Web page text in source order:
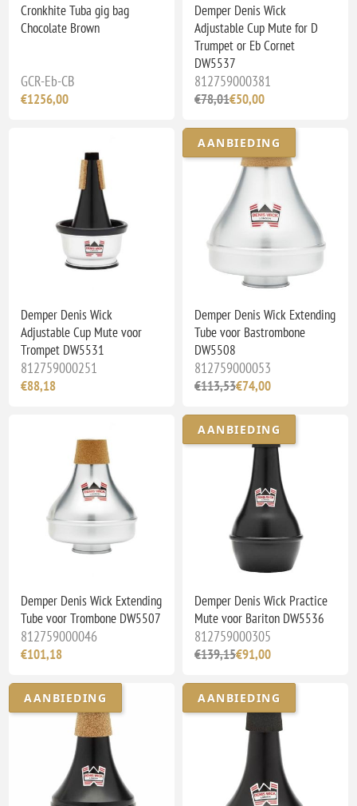
Cronkhite Tuba gig bag
Chocolate Brown
GCR-Eb-CB
€1256,00
Demper Denis Wick
Adjustable Cup Mute for D
Trumpet or Eb Cornet
DW5537
812759000381
€78,01€50,00
Demper Denis Wick
Adjustable Cup Mute voor
Trompet DW5531
812759000251
€88,18
AANBIEDING
Demper Denis Wick Extending
Tube voor Bastrombone
DW5508
812759000053
€113,53€74,00
Demper Denis Wick Extending
Tube voor Trombone DW5507
812759000046
€101,18
AANBIEDING
Demper Denis Wick Practice
Mute voor Bariton DW5536
812759000305
€139,15€91,00
AANBIEDING AANBIEDING